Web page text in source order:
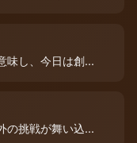
味し、今日は創...
の挑戦が舞い込...